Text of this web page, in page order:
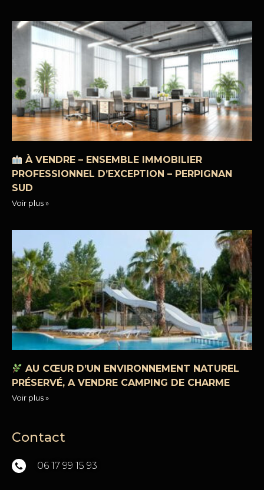
À VENDRE – ENSEMBLE IMMOBILIER
PROFESSIONNEL D’EXCEPTION – PERPIGNAN
SUD
Voir plus »
AU CŒUR D’UN ENVIRONNEMENT NATUREL
PRÉSERVÉ, A VENDRE CAMPING DE CHARME
Voir plus »
Contact
06 17 99 15 93